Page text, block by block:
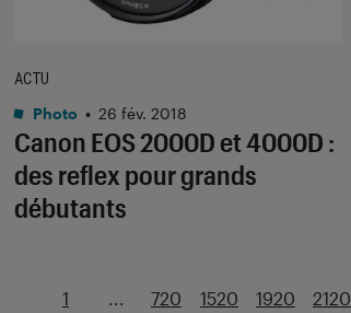
Canon EOS 2000D et 4000D :
des reflex pour grands
débutants
ACTU
Photo • 26 fév. 2018
1 ... 720 1520 1920 2120